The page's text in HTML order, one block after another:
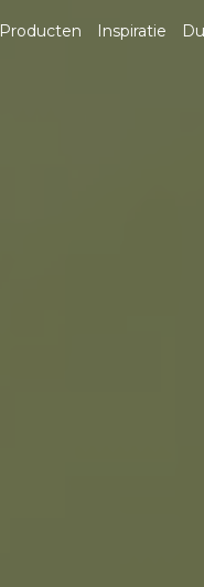
Producten Inspiratie